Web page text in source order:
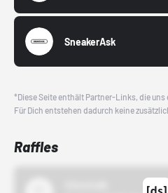
SneakerAsk
*Diese Seite enthält Partner-Links, die
Für Dich entstehen dadurch keine
Raffles